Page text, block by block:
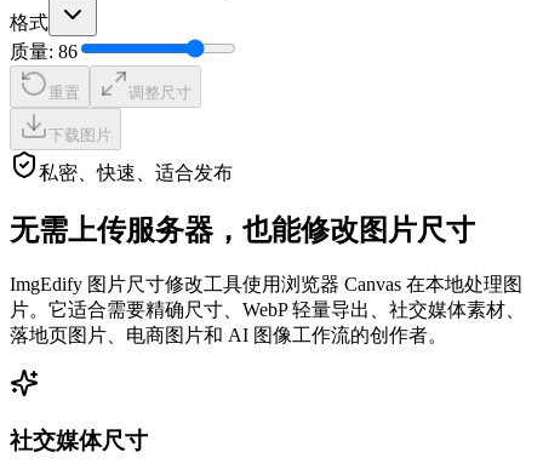
格式
质量: 86
重置 调整尺寸
下载图片
私密、快速、适合发布
无需上传服务器，也能修改图片尺寸
ImgEdify 图片尺寸修改工具使用浏览器 Canvas 在本地处理图
片。它适合需要精确尺寸、WebP 轻量导出、社交媒体素材、
落地页图片、电商图片和 AI 图像工作流的创作者。
社交媒体尺寸